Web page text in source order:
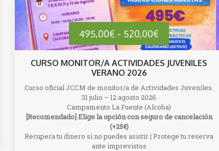
495,00€ - 520,00€ Rango
desde
CURSO MONITOR/A ACTIVIDADES JUVENILES
VERANO 2026
Curso oficial JCCM de monitor/a de Actividades Juveniles.
31 julio – 12 agosto 2026
Campamento La Fuente (Alcoba)
[Recomendado] Elige la opción con seguro de cancelación
(+25€)
Recupera tu dinero si no puedes asistir | Protege tu reserva
ante imprevistos